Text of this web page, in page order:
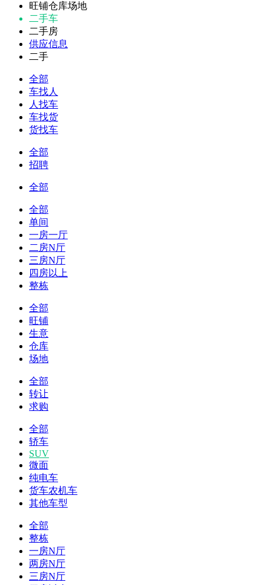
旺铺仓库场地
二手车
二手房
供应信息
二手
全部
车找人
人找车
车找货
货找车
全部
招聘
全部
全部
单间
一房一厅
二房N厅
三房N厅
四房以上
整栋
全部
旺铺
生意
仓库
场地
全部
转让
求购
全部
轿车
SUV
微面
纯电车
货车农机车
其他车型
全部
整栋
一房N厅
两房N厅
三房N厅